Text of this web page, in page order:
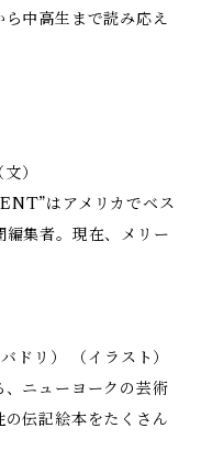
中高生まで読み応え
）
はアメリカでベス
編集者。現在、メリー
ドリ） （イラスト）
ニューヨークの芸術
伝記絵本をたくさん